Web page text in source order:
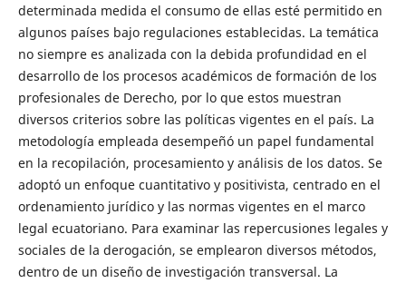
determinada medida el consumo de ellas esté permitido en
algunos países bajo regulaciones establecidas. La temática
no siempre es analizada con la debida profundidad en el
desarrollo de los procesos académicos de formación de los
profesionales de Derecho, por lo que estos muestran
diversos criterios sobre las políticas vigentes en el país. La
metodología empleada desempeñó un papel fundamental
en la recopilación, procesamiento y análisis de los datos. Se
adoptó un enfoque cuantitativo y positivista, centrado en el
ordenamiento jurídico y las normas vigentes en el marco
legal ecuatoriano. Para examinar las repercusiones legales y
sociales de la derogación, se emplearon diversos métodos,
dentro de un diseño de investigación transversal. La